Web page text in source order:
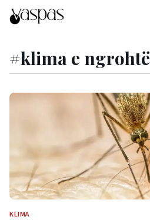
#klima e ngrohtë
KLIMA